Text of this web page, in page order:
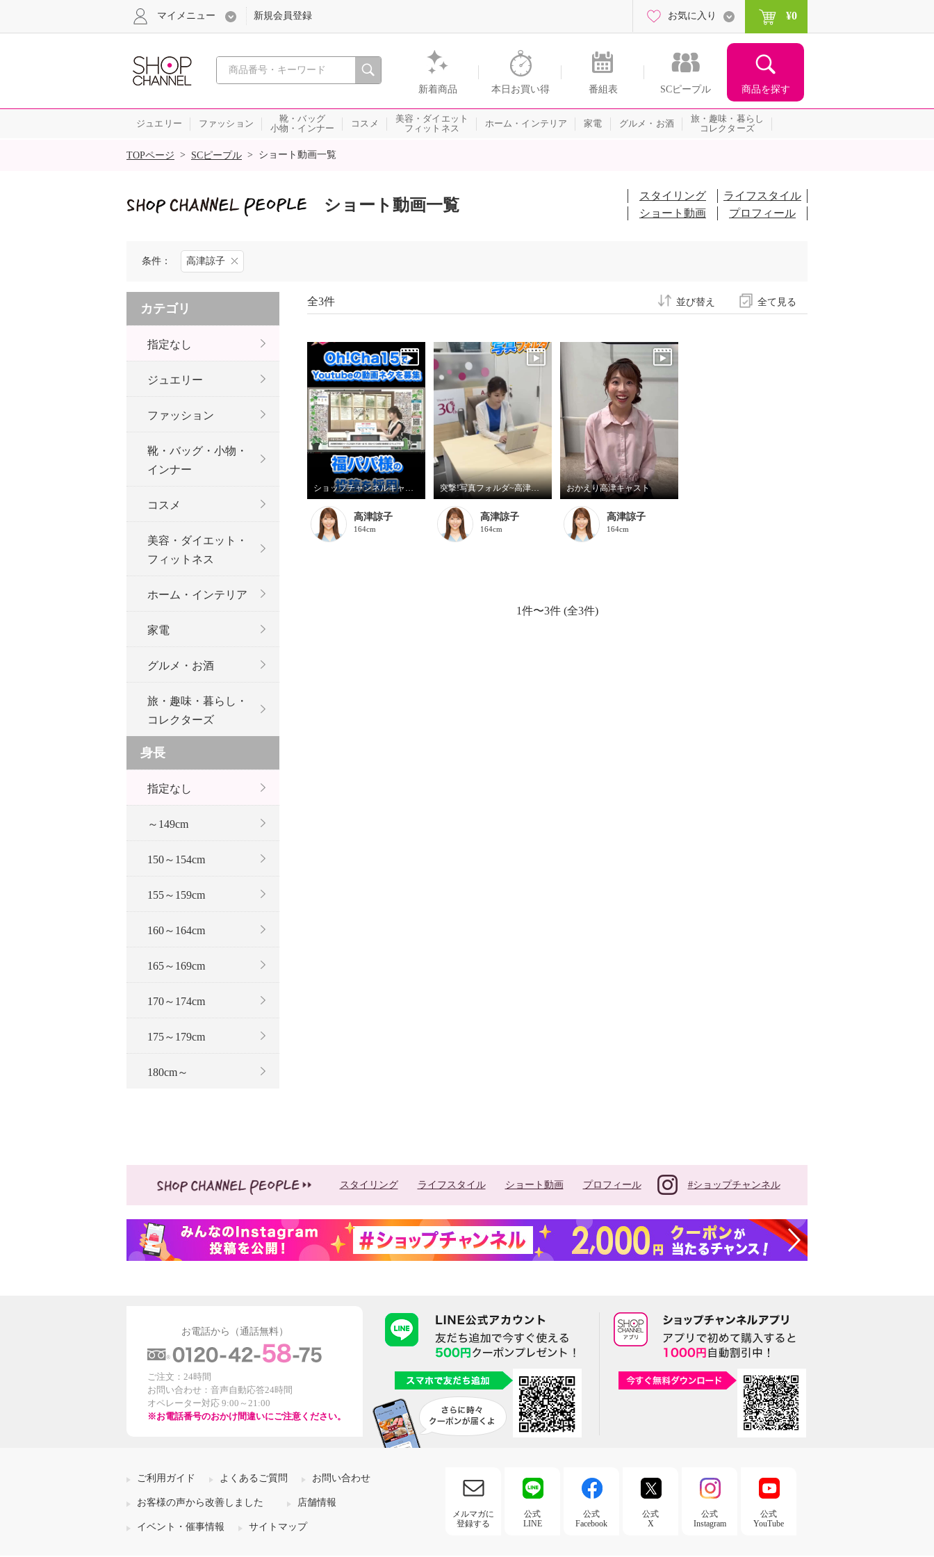
心おどる、瞬間を。通販・テレビショッピングのショップチャンネル
新着商品 本日お買い得 番組表 SCピープル 商品を探す
マイメニュー 新規会員登録 お気に入り ¥0
ジュエリー ファッション
靴・バッグ
小物・インナー
コスメ
美容・ダイエット
フィットネス
ホーム・インテリア 家電 グルメ・お酒
旅・趣味・暮らし
コレクターズ
SALE
TOPページ > SCピープル > ショート動画一覧
ショート動画一覧
スタイリング
ライフスタイル
ショート動画
プロフィール
条件： 高津諒子
カテゴリ
指定なし
ジュエリー
ファッション
靴・バッグ・小物・
インナー
コスメ
美容・ダイエット・
フィットネス
ホーム・インテリア
家電
グルメ・お酒
旅・趣味・暮らし・
コレクターズ
身長
指定なし
～149cm
150～154cm
155～159cm
160～164cm
165～169cm
170～174cm
175～179cm
180cm～
全て見る
並び替え
全3件
ショップチャンネルキャストでスターティングメンバーを妄想してみた！
高津諒子
164cm
突撃!写真フォルダ~高津キャスト篇~
高津諒子
164cm
おかえり高津キャスト
高津諒子
164cm
1件〜3件 (全3件)
スタイリング ライフスタイル ショート動画 プロフィール #ショップチャンネル
お電話から（通話無料）
ご注文：24時間
お問い合わせ：音声自動応答24時間
オペレーター対応 9:00～21:00
※お電話番号のおかけ間違いにご注意ください。
ご利用ガイド よくあるご質問 お問い合わせ
お客様の声から改善しました 店舗情報
イベント・催事情報 サイトマップ
メルマガに
登録する
公式
LINE
公式
Facebook
公式
X
公式
Instagram
公式
YouTube